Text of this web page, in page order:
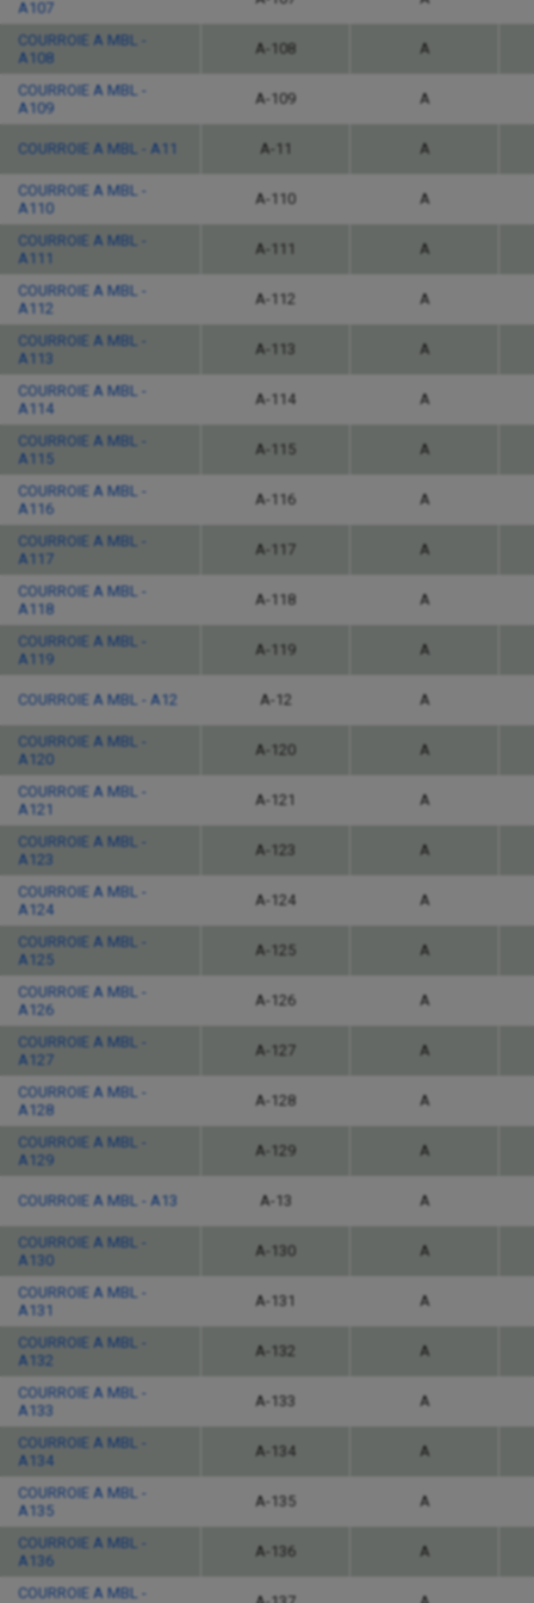
A107
COURROIE A MBL -
A108
A-108 A
COURROIE A MBL -
A109
A-109 A
COURROIE A MBL - A11 A-11 A
COURROIE A MBL -
A110
A-110 A
COURROIE A MBL -
A111
A-111 A
COURROIE A MBL -
A112
A-112 A
COURROIE A MBL -
A113
A-113 A
COURROIE A MBL -
A114
A-114 A
COURROIE A MBL -
A115
A-115 A
COURROIE A MBL -
A116
A-116 A
COURROIE A MBL -
A117
A-117 A
COURROIE A MBL -
A118
A-118 A
COURROIE A MBL -
A119
A-119 A
COURROIE A MBL - A12 A-12 A
COURROIE A MBL -
A120
A-120 A
COURROIE A MBL -
A121
A-121 A
COURROIE A MBL -
A123
A-123 A
COURROIE A MBL -
A124
A-124 A
COURROIE A MBL -
A125
A-125 A
COURROIE A MBL -
A126
A-126 A
COURROIE A MBL -
A127
A-127 A
COURROIE A MBL -
A128
A-128 A
COURROIE A MBL -
A129
A-129 A
COURROIE A MBL - A13 A-13 A
COURROIE A MBL -
A130
A-130 A
COURROIE A MBL -
A131
A-131 A
COURROIE A MBL -
A132
A-132 A
COURROIE A MBL -
A133
A-133 A
COURROIE A MBL -
A134
A-134 A
COURROIE A MBL -
A135
A-135 A
COURROIE A MBL -
A136
A-136 A
COURROIE A MBL -